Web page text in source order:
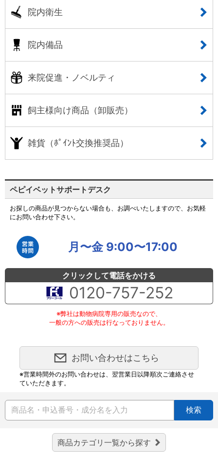
院内衛生
院内備品
来院促進・ノベルティ
飼主様向け商品（卸販売）
雑貨（ﾎﾟｲﾝﾄ交換推奨品）
ペピイベットサポートデスク
お探しの商品が見つからない場合も、お調べいたしますので、お気軽
にお問い合わせ下さい。
月〜金 9:00〜17:00
クリックして電話をかける
0120-757-252
※弊社は動物病院専用の販売なので、
一般の方への販売は行なっておりません。
お問い合わせはこちら
※営業時間外のお問い合わせは、翌営業日以降順次ご連絡させ
ていただきます。
検索
商品カテゴリ一覧から探す